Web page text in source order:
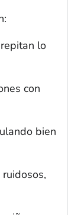
lo
con
bien